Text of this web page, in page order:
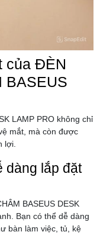
của ĐÈN
BASEUS
LAMP PRO không chỉ
mắt, mà còn được
lợi.
dàng lắp đặt
BASEUS DESK
Bạn có thể dễ dàng
bàn làm việc, tủ, kệ